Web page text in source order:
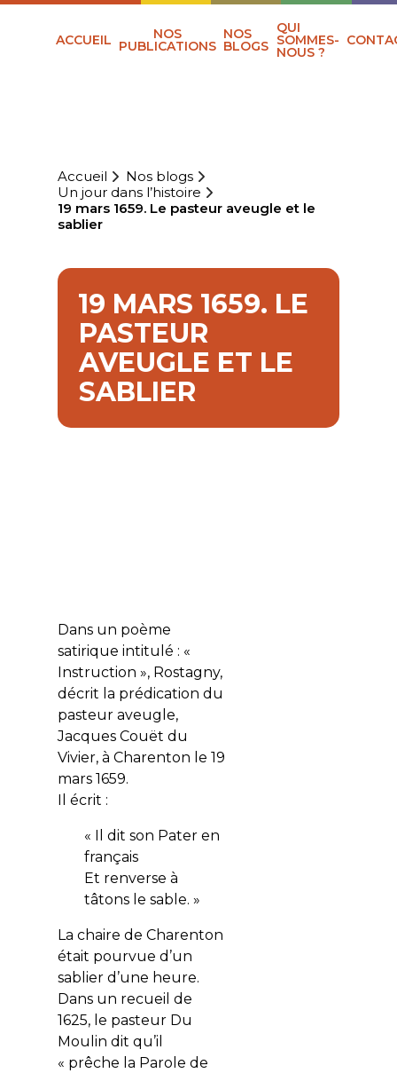
ACCUEIL NOS
PUBLICATIONS
NOS
BLOGS
QUI
SOMMES-
NOUS ?
Accueil
Nos blogs
Un jour dans l’histoire
19 mars 1659. Le pasteur aveugle et le
sablier
19 MARS 1659. LE
PASTEUR
AVEUGLE ET LE
SABLIER
Dans un poème
satirique intitulé : «
Instruction », Rostagny,
décrit la prédication du
pasteur aveugle,
Jacques Couët du
Vivier, à Charenton le 19
mars 1659.
Il écrit :
« Il dit son Pater en
français
Et renverse à
tâtons le sable. »
La chaire de Charenton
était pourvue d’un
sablier d’une heure.
Dans un recueil de
1625, le pasteur Du
Moulin dit qu’il
« prêche la Parole de